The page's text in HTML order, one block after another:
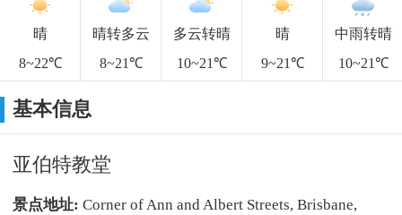
晴
8~22℃
晴转多云
8~21℃
多云转晴
10~21℃
晴
9~21℃
中雨转晴
10~21℃
基本信息
亚伯特教堂
景点地址:Corner of Ann and Albert Streets, Brisbane,